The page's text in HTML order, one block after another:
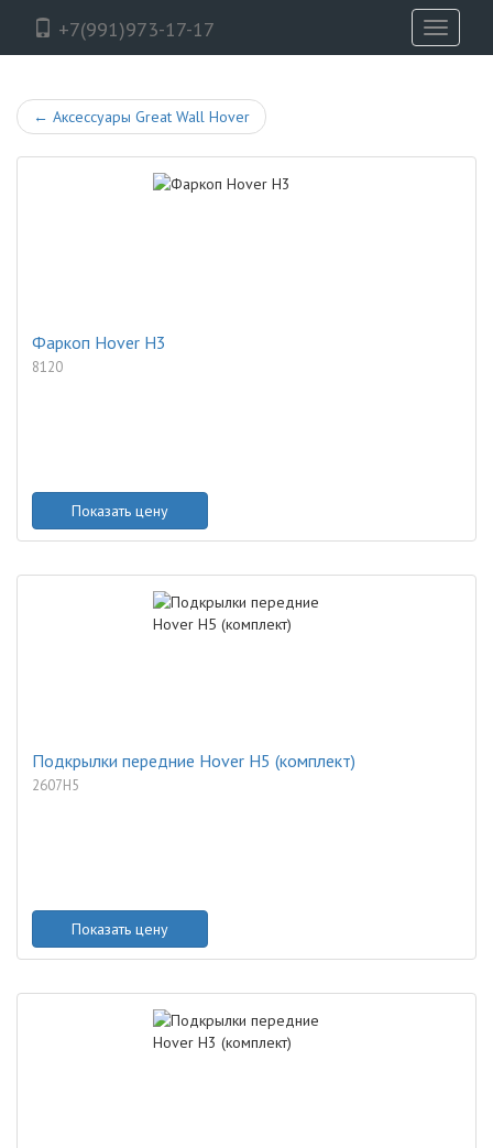
+7(991)973-17-17
Toggle
← Аксессуары Great Wall Hover
Фаркоп Hover H3
8120
Показать цену
Подкрылки передние Hover H5 (комплект)
2607H5
Показать цену